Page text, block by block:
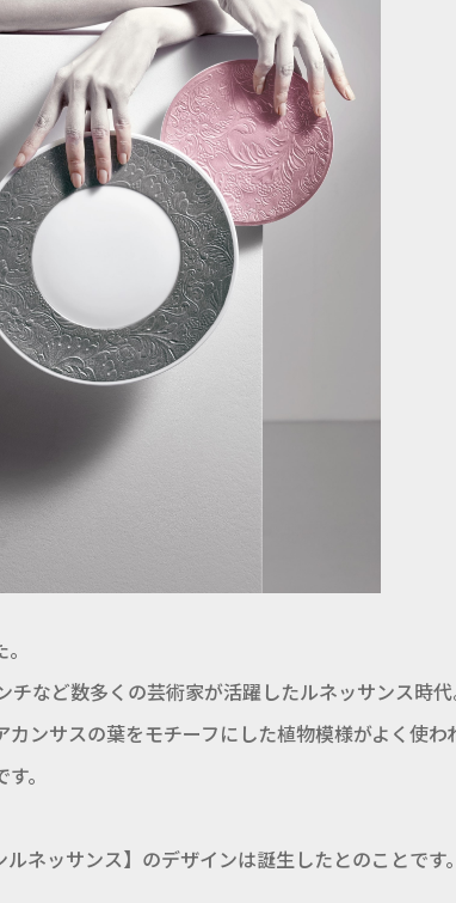
など数多くの芸術家が活躍したルネッサンス時代
ンサスの葉をモチーフにした植物模様がよく使わ
。
ネッサンス】のデザインは誕生したとのことです。